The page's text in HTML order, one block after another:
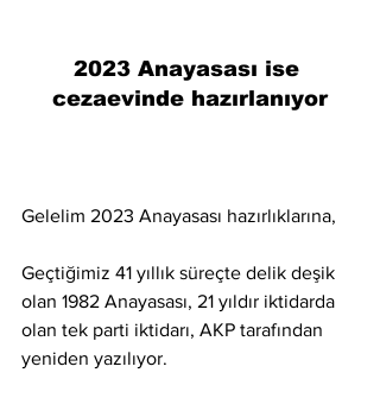
2023 Anayasası ise
cezaevinde hazırlanıyor
Gelelim 2023 Anayasası hazırlıklarına,
Geçtiğimiz 41 yıllık süreçte delik deşik
olan 1982 Anayasası, 21 yıldır iktidarda
olan tek parti iktidarı, AKP tarafından
yeniden yazılıyor.